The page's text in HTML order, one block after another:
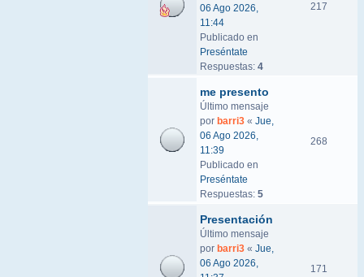
06 Ago 2026,
11:44
Publicado en
Preséntate
Respuestas: 4
217
me presento
Último mensaje
por barri3 « Jue,
06 Ago 2026,
11:39
Publicado en
Preséntate
Respuestas: 5
268
Presentación
Último mensaje
por barri3 « Jue,
06 Ago 2026,
171